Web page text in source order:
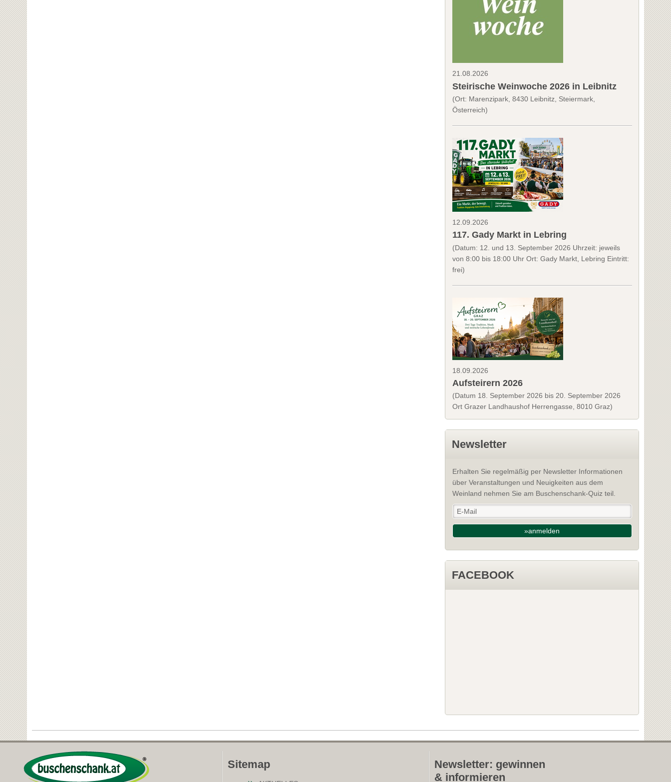
21.08.2026
Steirische Weinwoche 2026 in Leibnitz
(Ort: Marenzipark, 8430 Leibnitz, Steiermark,
Österreich)
12.09.2026
117. Gady Markt in Lebring
(Datum: 12. und 13. September 2026 Uhrzeit: jeweils
von 8:00 bis 18:00 Uhr Ort: Gady Markt, Lebring Eintritt:
frei)
18.09.2026
Aufsteirern 2026
(Datum 18. September 2026 bis 20. September 2026
Ort Grazer Landhaushof Herrengasse, 8010 Graz)
Newsletter
Erhalten Sie regelmäßig per Newsletter Informationen
über Veranstaltungen und Neuigkeiten aus dem
Weinland nehmen Sie am Buschenschank-Quiz teil.
»anmelden
FACEBOOK
Sitemap
Newsletter: gewinnen
& informieren